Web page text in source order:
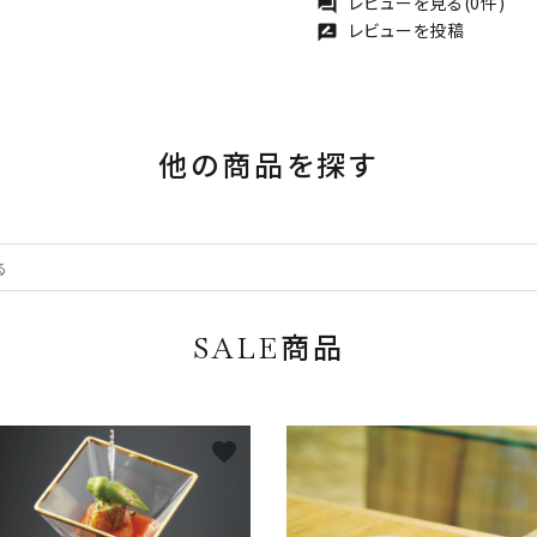
forum
rate_review レビューを投稿
他の商品を探す
SALE商品
favorite